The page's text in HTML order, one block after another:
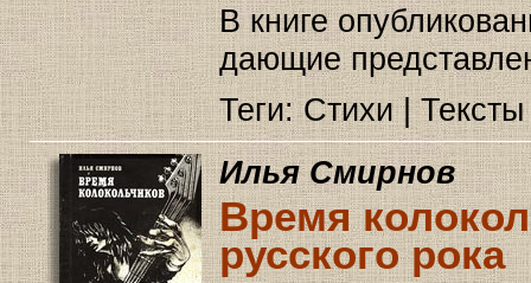
В книге
дающие
Теги: Стихи |
Илья Смирнов
Время
русского рока